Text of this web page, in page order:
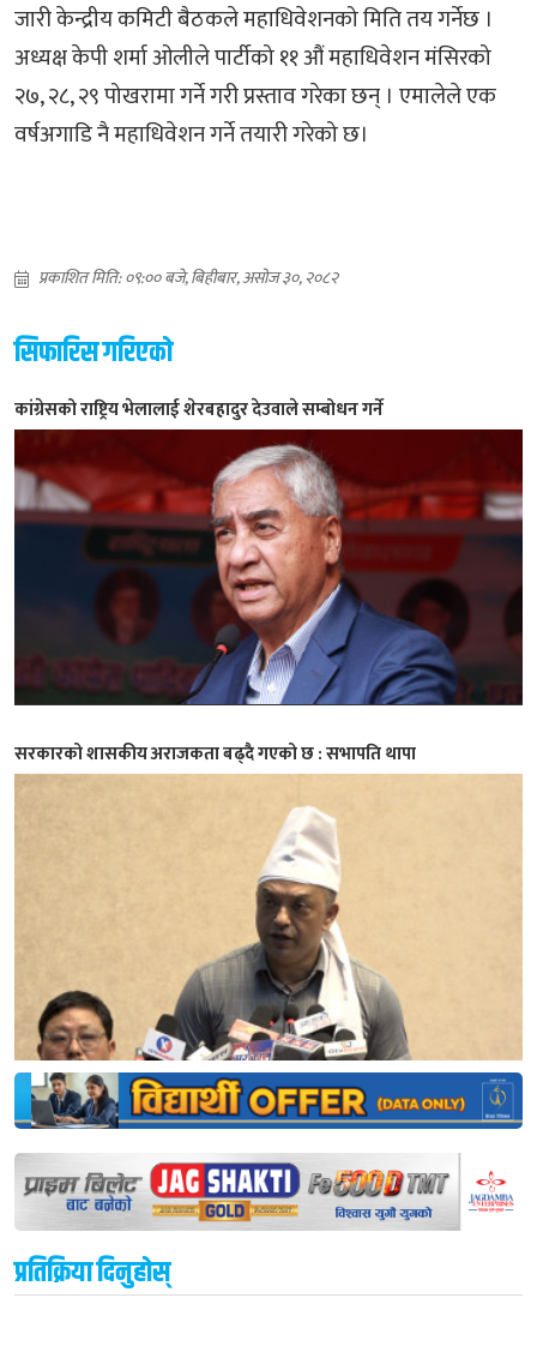
जारी केन्द्रीय कमिटी बैठकले महाधिवेशनको मिति तय गर्नेछ ।
अध्यक्ष केपी शर्मा ओलीले पार्टीको ११ औं महाधिवेशन मंसिरको
२७, २८, २९ पोखरामा गर्ने गरी प्रस्ताव गरेका छन् । एमालेले एक
वर्षअगाडि नै महाधिवेशन गर्ने तयारी गरेको छ।
प्रकाशित मिति: ०९:०० बजे, बिहीबार, असोज ३०, २०८२
सिफारिस गरिएको
कांग्रेसको राष्ट्रिय भेलालाई शेरबहादुर देउवाले सम्बोधन गर्ने
सरकारको शासकीय अराजकता बढ्दै गएको छ : सभापति थापा
प्रतिक्रिया दिनुहोस्